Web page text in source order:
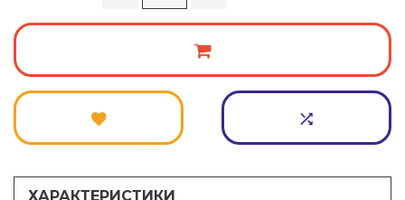
ХАРАКТЕРИСТИКИ